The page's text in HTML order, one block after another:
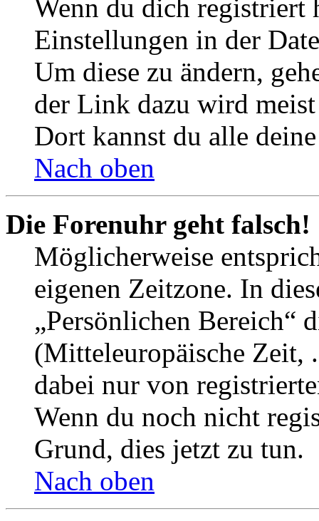
Wenn du dich registriert
Einstellungen in der
Um diese zu ändern,
der Link dazu wird
Dort kannst du alle
Nach oben
Die Forenuhr geht falsch!
Möglicherweise
eigenen Zeitzone. In
„Persönlichen Bereich“
(Mitteleuropäische Zeit,
dabei nur von
Wenn du noch nicht
Grund, dies jetzt zu tun.
Nach oben